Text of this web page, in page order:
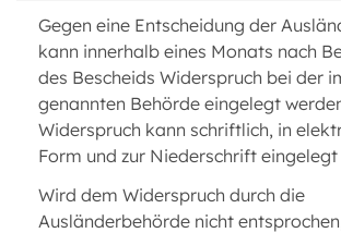
Gegen eine Entscheidung der
kann innerhalb eines Monats nach
des Bescheids Widerspruch bei der
genannten Behörde eingelegt
Widerspruch kann schriftlich, in
Form und zur Niederschrift eingelegt
Wird dem Widerspruch durch die
Ausländerbehörde nicht